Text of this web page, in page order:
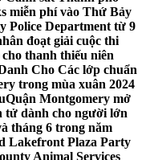
miễn phí vào Thứ Bảy
Police Department từ 9
đoạt giải cuộc thi
cho thanh thiếu niên
Cho Các lớp chuẩn
trong mùa xuân 2024
Quận Montgomery mở
tử dành cho người lớn
tháng 6 trong năm
Lakefront Plaza Party
Animal Services